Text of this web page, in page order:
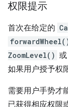
权限提示
首次在给定的
ZoomLevel() 或
如果用户授予权
需要用户手势才
已获得相应权限